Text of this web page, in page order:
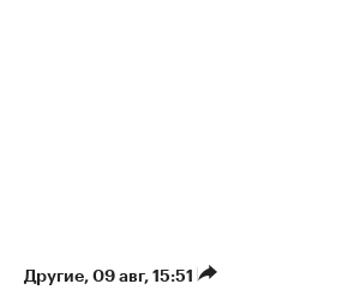
Другие⁠, 09 авг, 15:51